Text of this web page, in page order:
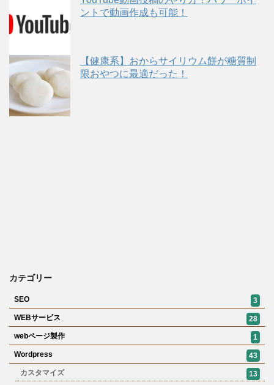
ントで動画作成も可能！
【健康系】おからサイリウム餅が糖質制
限おやつに最適だった！
カテゴリー
SEO
3
WEBサービス
28
webページ製作
1
Wordpress
43
カスタマイズ
13